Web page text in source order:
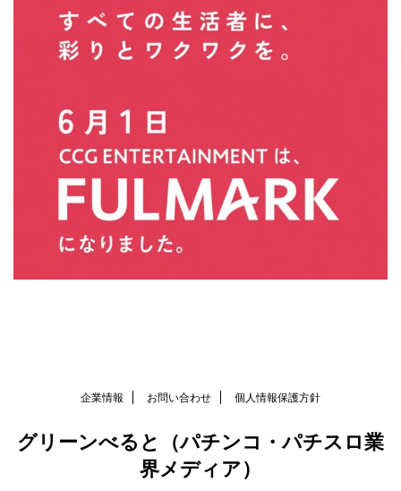
企業情報 お問い合わせ 個人情報保護方針
グリーンべると（パチンコ・パチスロ業
界メディア）